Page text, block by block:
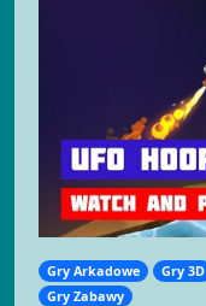
Gry Arkadowe Gry 3D
Gry Zabawy